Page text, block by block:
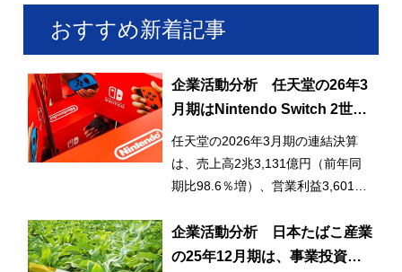
おすすめ新着記事
企業活動分析 任天堂の26年3
月期はNintendo Switch 2世界
的好調で大幅な増収増益に
任天堂の2026年3月期の連結決算
は、売上高2兆3,131億円（前年同
期比98.6％増）、営業利益3,601億
となった。2025年6月に発売した後
継機種のNintendo Switch 2が世界
企業活動分析 日本たばこ産業
の25年12月期は、事業投資実